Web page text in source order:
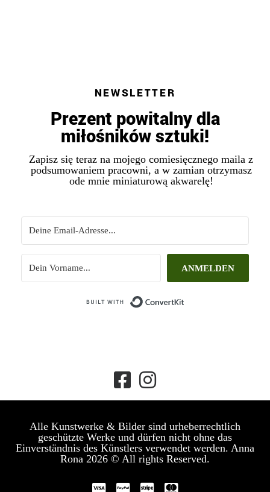
NEWSLETTER
Prezent powitalny dla
miłośników sztuki!
Zapisz się teraz na mojego comiesięcznego maila z
podsumowaniem pracowni, a w zamian otrzymasz
ode mnie miniaturową akwarelę!
ANMELDEN
Alle Kunstwerke & Bilder sind urheberrechtlich
geschützte Werke und dürfen nicht ohne das
Einverständnis des Künstlers verwendet werden. Anna
Rona 2026 © All rights Reserved.